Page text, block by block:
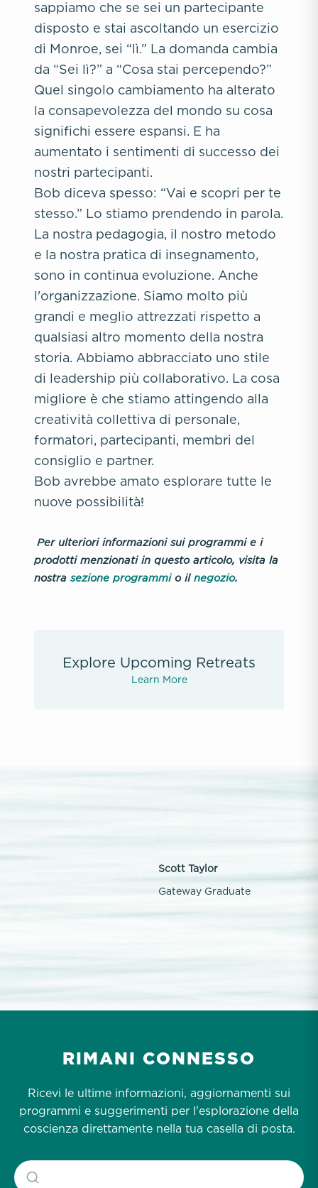
sappiamo che se sei un partecipante
disposto e stai ascoltando un esercizio
di Monroe, sei “lì.” La domanda cambia
da “Sei lì?” a “Cosa stai percependo?”
Quel singolo cambiamento ha alterato
la consapevolezza del mondo su cosa
significhi essere espansi. E ha
aumentato i sentimenti di successo dei
nostri partecipanti.
Bob diceva spesso: “Vai e scopri per te
stesso.” Lo stiamo prendendo in parola.
La nostra pedagogia, il nostro metodo
e la nostra pratica di insegnamento,
sono in continua evoluzione. Anche
l'organizzazione. Siamo molto più
grandi e meglio attrezzati rispetto a
qualsiasi altro momento della nostra
storia. Abbiamo abbracciato uno stile
di leadership più collaborativo. La cosa
migliore è che stiamo attingendo alla
creatività collettiva di personale,
formatori, partecipanti, membri del
consiglio e partner.
Bob avrebbe amato esplorare tutte le
nuove possibilità!
Per ulteriori informazioni sui programmi e i
prodotti menzionati in questo articolo, visita la
nostra sezione programmi o il negozio.
Explore Upcoming Retreats
Learn More
Scott Taylor
Gateway Graduate
RIMANI CONNESSO
Ricevi le ultime informazioni, aggiornamenti sui
programmi e suggerimenti per l'esplorazione della
coscienza direttamente nella tua casella di posta.